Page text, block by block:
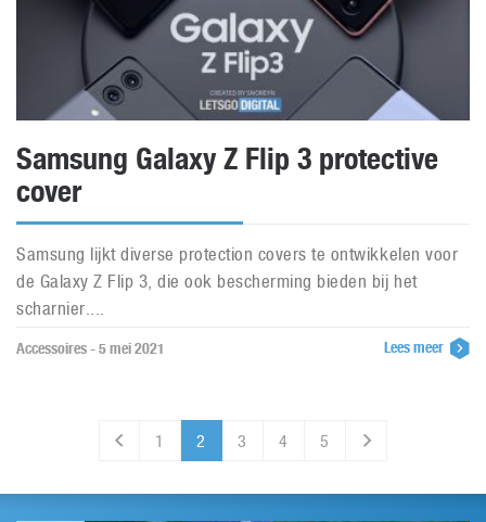
Samsung Galaxy Z Flip 3 protective
cover
Samsung lijkt diverse protection covers te ontwikkelen voor
de Galaxy Z Flip 3, die ook bescherming bieden bij het
scharnier....
Accessoires - 5 mei 2021 Lees meer
1 2 3 4 5